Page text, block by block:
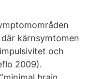
kärnsymtomen
och
2009).